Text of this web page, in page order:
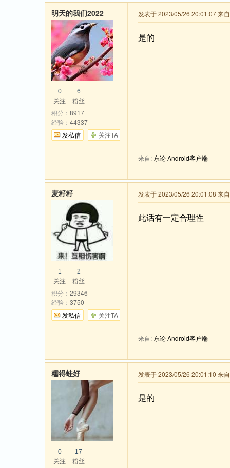
发表于 2023/05/26 20:01:07 来
是的
来自:东论 Android客户端
明天的我们2022
0
关注
6
粉丝
积分： 8917
经验： 44337
发私信
关注TA
发表于 2023/05/26 20:01:08 来
此话有一定合理性
来自:东论 Android客户端
麦籽籽
1
关注
2
粉丝
积分： 29346
经验： 3750
发私信
关注TA
发表于 2023/05/26 20:01:10 来
是的
糯得蛙好
0
关注
17
粉丝